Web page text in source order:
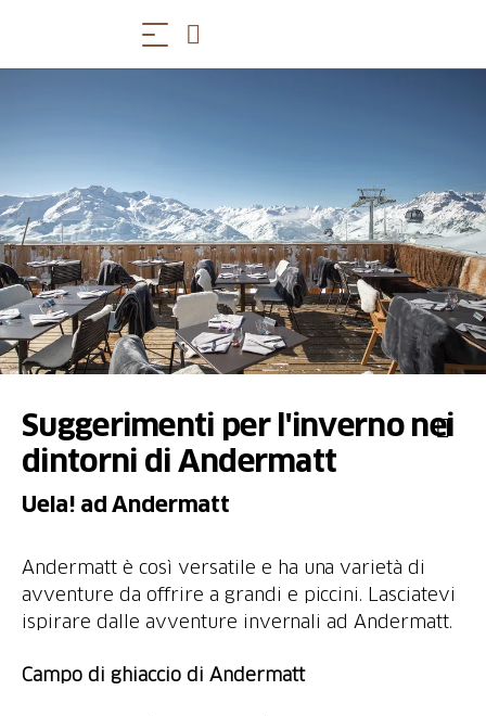
Suggerimenti per l'inverno nei
dintorni di Andermatt
Uela! ad Andermatt
Andermatt è così versatile e ha una varietà di
avventure da offrire a grandi e piccini. Lasciatevi
ispirare dalle avventure invernali ad Andermatt.
Campo di ghiaccio di Andermatt